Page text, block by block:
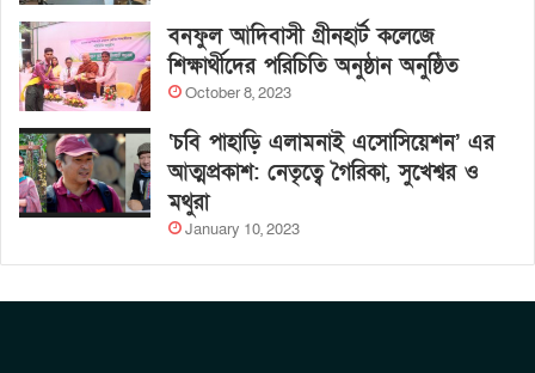
বনফুল আদিবাসী গ্রীনহার্ট কলেজে
শিক্ষার্থীদের পরিচিতি অনুষ্ঠান অনুষ্ঠিত
October 8, 2023
‘চবি পাহাড়ি এলামনাই এসোসিয়েশন’ এর
আত্মপ্রকাশ: নেতৃত্বে গৈরিকা, সুখেশ্বর ও
মথুরা
January 10, 2023